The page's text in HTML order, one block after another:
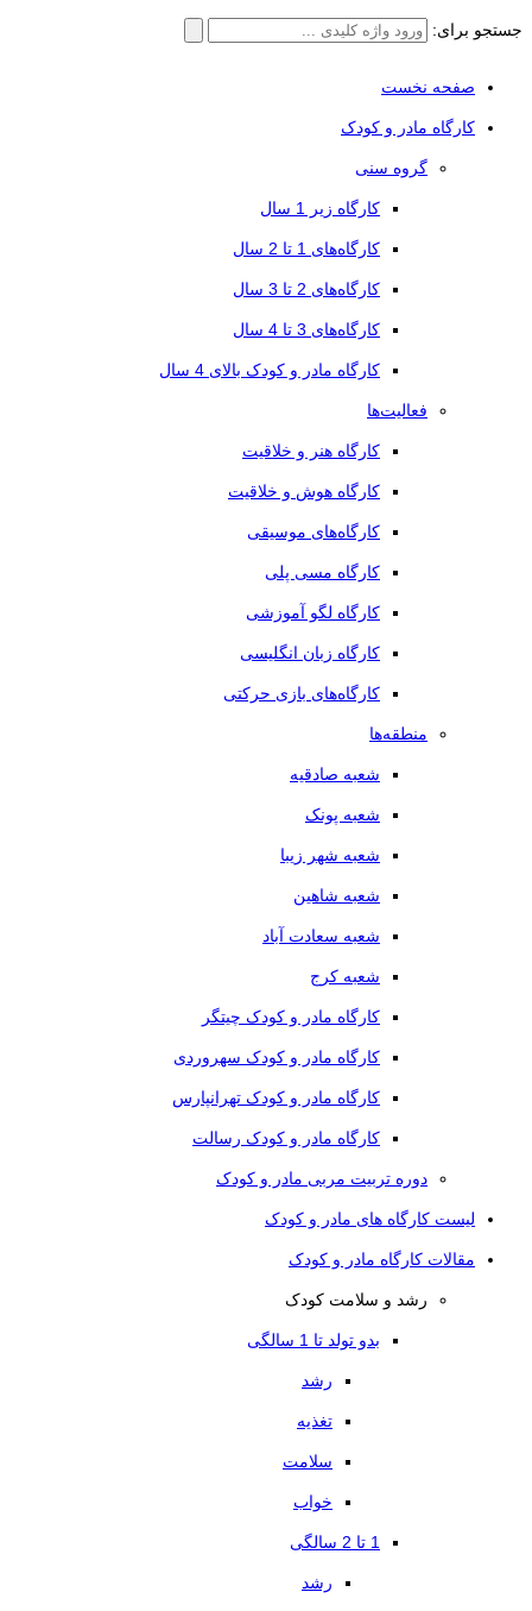
جستجو برای:
صفحه نخست
کارگاه مادر و کودک
گروه سنی
کارگاه زیر 1 سال
کارگاه‌های 1 تا 2 سال
کارگاه‌های 2 تا 3 سال
کارگاه‌های 3 تا 4 سال
کارگاه مادر و کودک بالای 4 سال
فعالیت‌ها
کارگاه هنر و خلاقیت
کارگاه هوش و خلاقیت
کارگاه‌های موسیقی
کارگاه مسی پلی
کارگاه لگو آموزشی
کارگاه زبان انگلیسی
کارگاه‌های بازی حرکتی
منطقه‌ها
شعبه صادقیه
شعبه پونک
شعبه شهر زیبا
شعبه شاهین
شعبه سعادت آباد
شعبه کرج
کارگاه مادر و کودک چیتگر
کارگاه مادر و کودک سهروردی
کارگاه مادر و کودک تهرانپارس
کارگاه مادر و کودک رسالت
دوره تربیت مربی مادر و کودک
لیست کارگاه های مادر و کودک
مقالات کارگاه مادر و کودک
رشد و سلامت کودک
بدو تولد تا 1 سالگی
رشد
تغذیه
سلامت
خواب
1 تا 2 سالگی
رشد